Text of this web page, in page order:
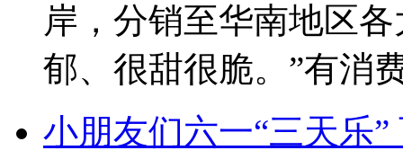
岸，分销至华南地区
郁、很甜很脆。”有消
小朋友们六一“三天乐